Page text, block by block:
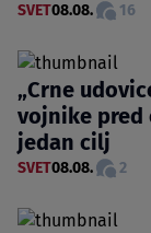
SVET08.08. 16
„Crne
vojnike pred
jedan cilj
SVET08.08. 2